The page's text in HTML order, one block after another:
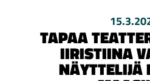
TAPAA
IIRISTIINA
NÄYTTELIJÄ